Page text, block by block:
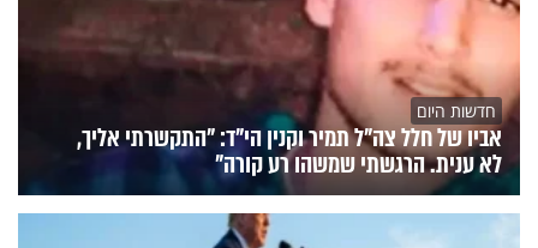
חדשות היום
אביו של חלל צה"ל תמיר וקנין הי"ד: "התקשרתי אליך,
לא ענית. הרגשתי שמשהו רע קורה"